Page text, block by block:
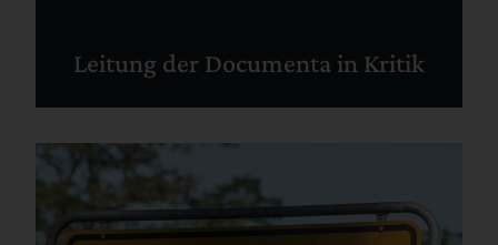
Leitung der Documenta in Kritik